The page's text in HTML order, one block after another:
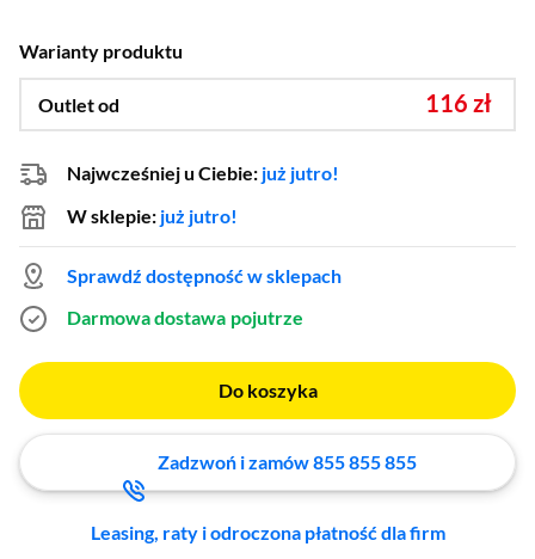
Warianty produktu
Outlet od 116 zł
Najwcześniej u Ciebie: już jutro!
W sklepie: już jutro!
Sprawdź dostępność w sklepach
Darmowa dostawa pojutrze
Do koszyka
Zadzwoń i zamów 855 855 855
Leasing, raty i odroczona płatność dla firm